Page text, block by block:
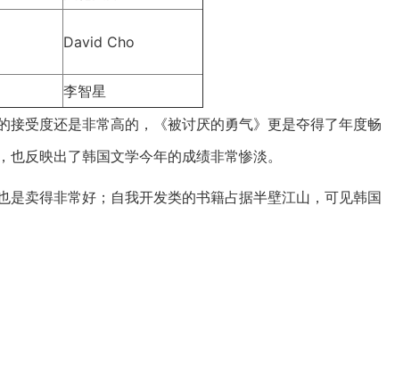
David Cho
李智星
受度还是非常高的，《被讨厌的勇气》更是夺得了年度畅
反映出了韩国文学今年的成绩非常惨淡。
卖得非常好；自我开发类的书籍占据半壁江山，可见韩国